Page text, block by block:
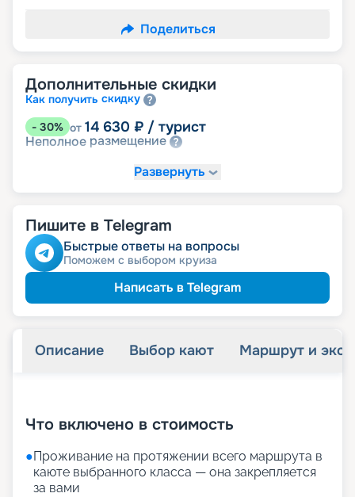
Поделиться
Дополнительные скидки
Как получить скидку
- 30% от 14 630 ₽ / турист
Неполное размещение
Развернуть
Пишите в Telegram
Быстрые ответы на вопросы
Поможем с выбором круиза
Написать в Telegram
Описание Выбор кают Маршрут и
Что включено в стоимость
●Проживание на протяжении всего маршрута в
каюте выбранного класса — она закрепляется
за вами